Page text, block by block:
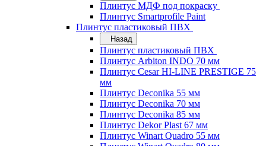
Плинтус МДФ под покраску
Плинтус Smartprofile Paint
Плинтус пластиковый ПВХ
Назад
Плинтус пластиковый ПВХ
Плинтус Arbiton INDO 70 мм
Плинтус Cesar HI-LINE PRESTIGE 75
мм
Плинтус Deconika 55 мм
Плинтус Deconika 70 мм
Плинтус Deconika 85 мм
Плинтус Dekor Plast 67 мм
Плинтус Winart Quadro 55 мм